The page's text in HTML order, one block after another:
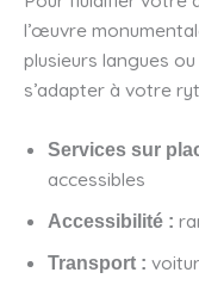
l’œuvre
plusieurs langues
s’adapter à votre
Services sur
accessibles
Accessibilité :
Transport :